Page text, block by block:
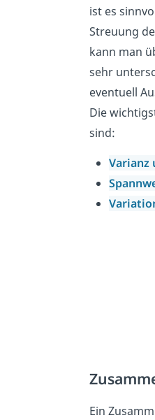
ist es
Streuung
kann man
sehr
eventuell
Die
sind:
Varianz
Ein